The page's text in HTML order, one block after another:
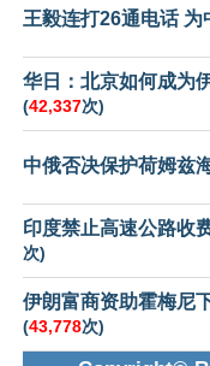
王毅连打26通电话 为
华日：北京如何成为
(42,337次)
中俄否决保护荷姆兹
印度禁止高速公路收
次)
伊朗富商资助霍梅尼
(43,778次)